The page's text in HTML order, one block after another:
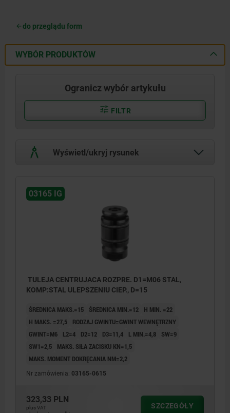
do przeglądu form
WYBÓR PRODUKTÓW
Ogranicz wybór artykułu
FILTR
Wyświetl/ukryj rysunek
03165 IG
TULEJA CENTRUJACA ROZPRE. D1=M06 STAL,
KOMP:STAL ULEPSZENIU CIEP., D=15
ŚREDNICA MAKS.=15 ŚREDNICA MIN.=12
H MIN. =22
H MAKS. =27,5
RODZAJ GWINTU=GWINT WEWNĘTRZNY
GWINT=M6
L2=4 D2=12 D3=11,4 L MIN.=4,8
SW=9
SW1=2,5
MAKS. SIŁA ZACISKU KN=1,5
MAKS. MOMENT DOKRĘCANIA NM=2,2
Nr zamówienia: 03165-0615
323,33 PLN
plus VAT
SZCZEGÓŁY